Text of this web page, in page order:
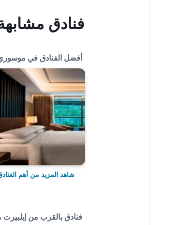
فنادق
أفضل الفنادق في
شاهد المزيد من أهم
فنادق بالقرب من إيلبيرت